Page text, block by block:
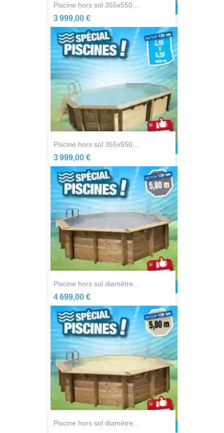
piscine hors sol 355x550...
3 999,00 €
piscine hors sol 355x550...
3 999,00 €
piscine hors sol diamètre...
4 699,00 €
piscine hors sol diamètre...